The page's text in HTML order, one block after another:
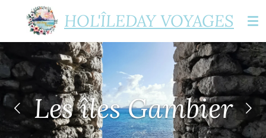
Passer
contenu
principal
HOL'ÎLEDAYVOYAGES
Les îles Gambier